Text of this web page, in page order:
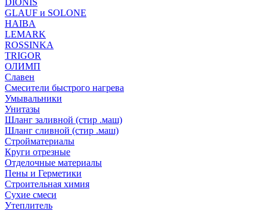
DIONIS
GLAUF и SOLONE
HAIBA
LEMARK
ROSSINKA
TRIGOR
ОЛИМП
Славен
Смесители быстрого нагрева
Умывальники
Унитазы
Шланг заливной (стир .маш)
Шланг сливной (стир .маш)
Стройматериалы
Круги отрезные
Отделочные материалы
Пены и Герметики
Строительная химия
Сухие смеси
Утеплитель